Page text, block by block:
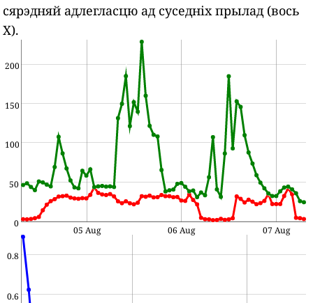
сярэдняй адлегласцю ад суседніх прылад (вось
X).
0
50
100
150
200
05 Aug 06 Aug 07 Aug
0.6
0.8